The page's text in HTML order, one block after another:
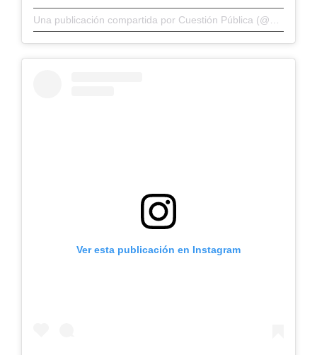
Una publicación compartida por Cuestión Pública (@cuestionp)
Ver esta publicación en Instagram